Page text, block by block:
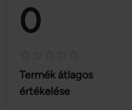
0
Termék átlagos
értékelése